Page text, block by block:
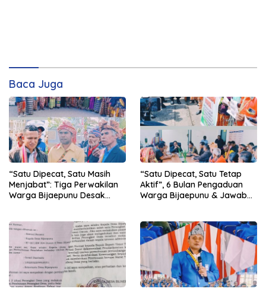
Baca Juga
“Satu Dipecat, Satu Masih
Menjabat”: Tiga Perwakilan
Warga Bijaepunu Desak
“Satu Dipecat, Satu Tetap
Aktif”, 6 Bulan Pengaduan
Warga Bijaepunu & Jawaban